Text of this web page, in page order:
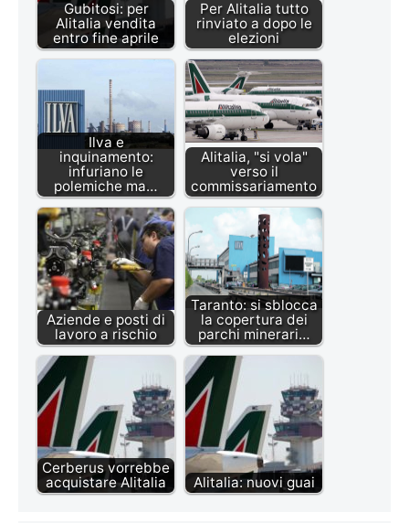
Gubitosi: per
Alitalia vendita
entro fine aprile
Per Alitalia tutto
rinviato a dopo le
elezioni
Ilva e
inquinamento:
infuriano le
polemiche ma…
Alitalia, "si vola"
verso il
commissariamento
Aziende e posti di
lavoro a rischio
Taranto: si sblocca
la copertura dei
parchi minerari…
Cerberus vorrebbe
acquistare Alitalia
Alitalia: nuovi guai